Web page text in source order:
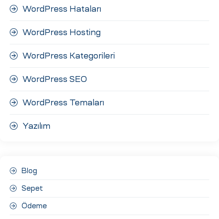
WordPress Hataları
WordPress Hosting
WordPress Kategorileri
WordPress SEO
WordPress Temaları
Yazılım
Blog
Sepet
Ödeme